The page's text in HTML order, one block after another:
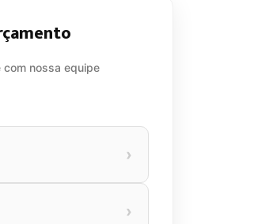
com nossa equipe
›
›